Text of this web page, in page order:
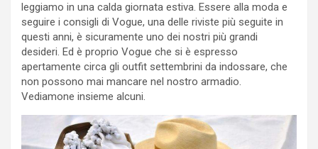
leggiamo in una calda giornata estiva. Essere alla moda e
seguire i consigli di Vogue, una delle riviste più seguite in
questi anni, è sicuramente uno dei nostri più grandi
desideri. Ed è proprio Vogue che si è espresso
apertamente circa gli outfit settembrini da indossare, che
non possono mai mancare nel nostro armadio.
Vediamone insieme alcuni.